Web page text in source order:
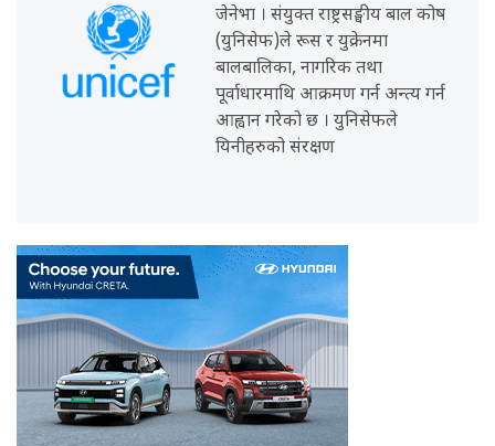
जेनेभा । संयुक्त राष्ट्रसङ्घीय बाल कोष
(युनिसेफ)ले रूस र युक्रेनमा
बालबालिका, नागरिक तथा
पूर्वाधारमाथि आक्रमण गर्न अन्त्य गर्न
आह्वान गरेको छ । युनिसेफले
यिनीहरुको संरक्षण